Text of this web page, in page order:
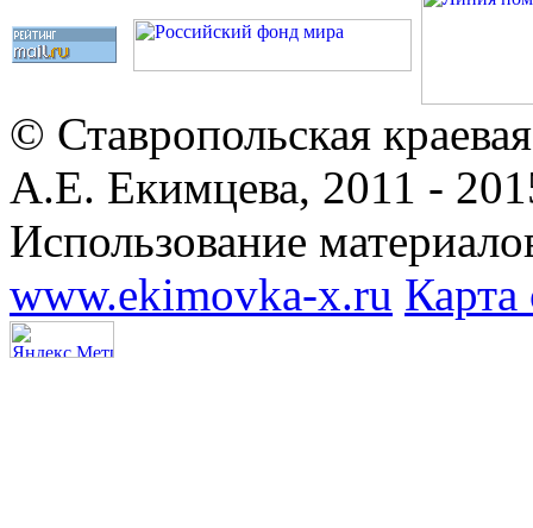
© Ставропольская
А.Е. Екимцева, 2011 -
Использование
www.ekimovka-x.ru Карта